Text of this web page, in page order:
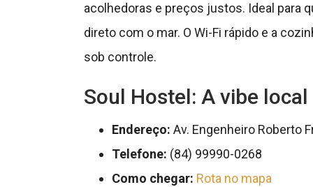
acolhedoras e preços justos. Ideal para
direto com o mar. O Wi-Fi rápido e a
sob controle.
Soul Hostel: A vibe
Endereço: Av. Engenheiro Roberto
Telefone: (84) 99990-0268
Como chegar: Rota no mapa